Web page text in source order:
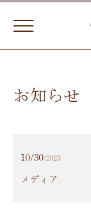
お知らせ
10/30/2023
メディア